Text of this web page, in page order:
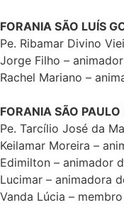
FORANIA SÃO LUÍS
Pe. Ribamar Divino
Jorge Filho –
Rachel Mariano –
FORANIA SÃO PAULO
Pe. Tarcílio José da
Keilamar Moreira –
Edimilton – animador
Lucimar – animadora
Vanda Lúcia –